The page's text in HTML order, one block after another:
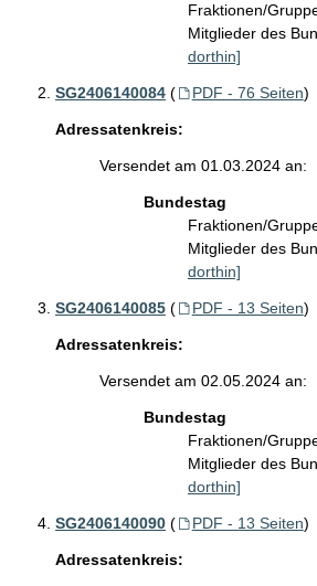
Fraktionen/
Mitglieder des
dorthin]
SG2406140084 ( PDF - 76 Seiten)
Adressatenkreis:
Versendet am 01.03.2024 an:
Bundestag
Fraktionen/
Mitglieder des
dorthin]
SG2406140085 ( PDF - 13 Seiten)
Adressatenkreis:
Versendet am 02.05.2024 an:
Bundestag
Fraktionen/
Mitglieder des
dorthin]
SG2406140090 ( PDF - 13 Seiten)
Adressatenkreis: